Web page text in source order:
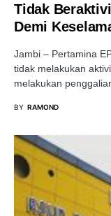
Tidak
Demi
Jambi – Pertamina
tidak melakukan
melakukan
BY RAMOND